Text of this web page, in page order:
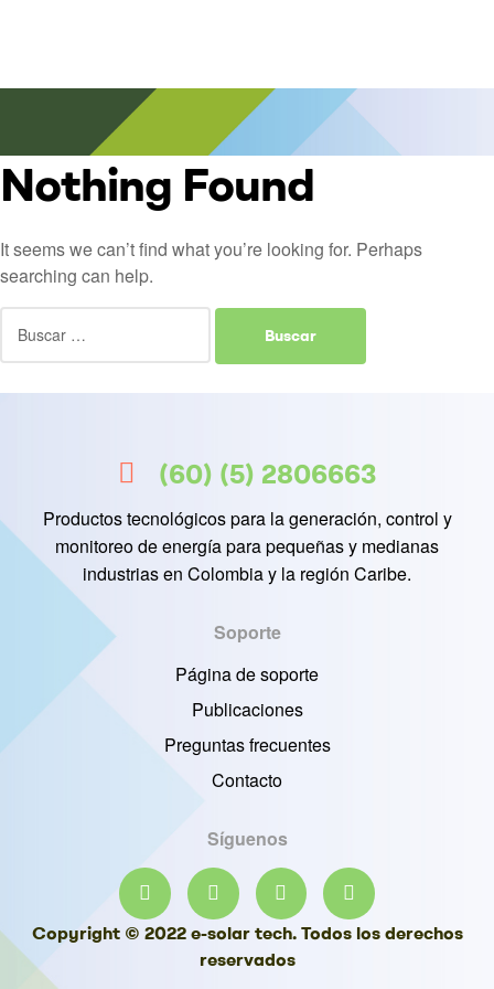
Nothing Found
It seems we can’t find what you’re looking for. Perhaps
searching can help.
(60) (5) 2806663
Productos tecnológicos para la generación, control y
monitoreo de energía para pequeñas y medianas
industrias en Colombia y la región Caribe.
Soporte
Página de soporte
Publicaciones
Preguntas frecuentes
Contacto
Síguenos
Copyright © 2022 e-solar tech. Todos los derechos
reservados